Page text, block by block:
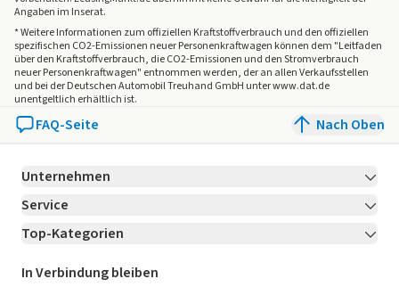
Angaben im Inserat.
* Weitere Informationen zum offiziellen Kraftstoffverbrauch und den offiziellen
spezifischen CO2-Emissionen neuer Personenkraftwagen können dem "Leitfaden
über den Kraftstoffverbrauch, die CO2-Emissionen und den Stromverbrauch
neuer Personenkraftwagen" entnommen werden, der an allen Verkaufsstellen
und bei der Deutschen Automobil Treuhand GmbH unter www.dat.de
unentgeltlich erhältlich ist.
FAQ-Seite Nach Oben
Unternehmen
Über LeasingMarkt.de
Karriere Jetzt bewerben!
Für Händler
Service
Kontakt
Ratgeber
Top-Kategorien
Leasing Deals
In Verbindung bleiben